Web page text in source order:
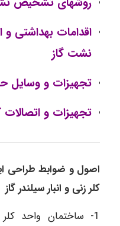
اقدامات بهداشتی و
نشت گاز
تجهیزات و وسایل
تجهیزات و اتصالات
اصول و ضوابط طراحی
کلر زنی و انبار سیلندر گاز
1- ساختمان واحد